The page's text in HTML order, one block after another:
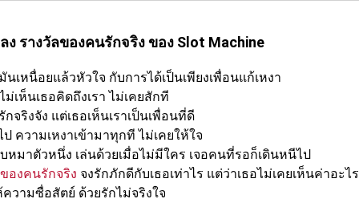
ง รางวัลของคนรักจริงของ Slot Machine
นเหนื่อยแล้วหัวใจ กับการได้เป็นเพียงเพื่อนแก้เหงา
ม่เห็นเธอคิดถึงเรา ไม่เคยสักที
กจริงจัง แต่เธอเห็นเราเป็นเพื่อนที่ดี
ป ความเหงาเข้ามาทุกที ไม่เคยให้ใจ
หมาตัวหนึ่ง เล่นด้วยเมื่อไม่มีใคร เจอคนที่รอก็เดินหนีไป
องคนรักจริง จงรักภักดีกับเธอเท่าไร แต่ว่าเธอไม่เคยเห็นค่าอะไร
วามซื่อสัตย์ ด้วยรักไม่จริงใจ